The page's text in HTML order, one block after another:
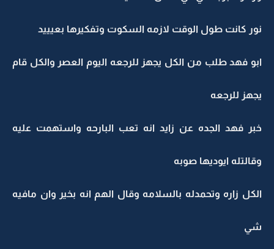
نور كانت طول الوقت لازمه السكوت وتفكيرها بعيييد
ابو فهد طلب من الكل يجهز للرجعه اليوم العصر والكل قام
يجهز للرجعه
خبر فهد الجده عن زايد انه تعب البارحه واستهمت عليه
وقالتله ايوديها صوبه
الكل زاره وتحمدله بالسلامه وقال الهم انه بخير وان مافيه
شي